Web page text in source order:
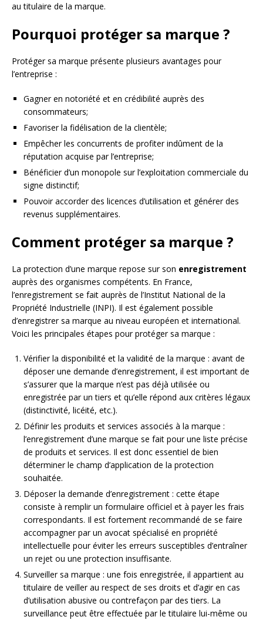
au titulaire de la marque.
Pourquoi protéger sa marque ?
Protéger sa marque présente plusieurs avantages pour
l’entreprise :
Gagner en notoriété et en crédibilité auprès des
consommateurs;
Favoriser la fidélisation de la clientèle;
Empêcher les concurrents de profiter indûment de la
réputation acquise par l’entreprise;
Bénéficier d’un monopole sur l’exploitation commerciale du
signe distinctif;
Pouvoir accorder des licences d’utilisation et générer des
revenus supplémentaires.
Comment protéger sa marque ?
La protection d’une marque repose sur son enregistrement
auprès des organismes compétents. En France,
l’enregistrement se fait auprès de l’Institut National de la
Propriété Industrielle (INPI). Il est également possible
d’enregistrer sa marque au niveau européen et international.
Voici les principales étapes pour protéger sa marque :
Vérifier la disponibilité et la validité de la marque : avant de
déposer une demande d’enregistrement, il est important de
s’assurer que la marque n’est pas déjà utilisée ou
enregistrée par un tiers et qu’elle répond aux critères légaux
(distinctivité, licéité, etc.).
Définir les produits et services associés à la marque :
l’enregistrement d’une marque se fait pour une liste précise
de produits et services. Il est donc essentiel de bien
déterminer le champ d’application de la protection
souhaitée.
Déposer la demande d’enregistrement : cette étape
consiste à remplir un formulaire officiel et à payer les frais
correspondants. Il est fortement recommandé de se faire
accompagner par un avocat spécialisé en propriété
intellectuelle pour éviter les erreurs susceptibles d’entraîner
un rejet ou une protection insuffisante.
Surveiller sa marque : une fois enregistrée, il appartient au
titulaire de veiller au respect de ses droits et d’agir en cas
d’utilisation abusive ou contrefaçon par des tiers. La
surveillance peut être effectuée par le titulaire lui-même ou